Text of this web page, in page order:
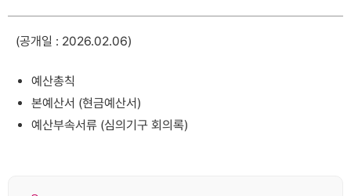
(공개일 : 2026.02.06)
예산총칙
본예산서 (현금예산서)
예산부속서류 (심의기구 회의록)